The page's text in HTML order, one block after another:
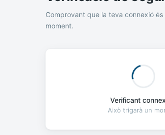
Comprovant que la teva connexió és
moment.
Verificant
Això trigarà un